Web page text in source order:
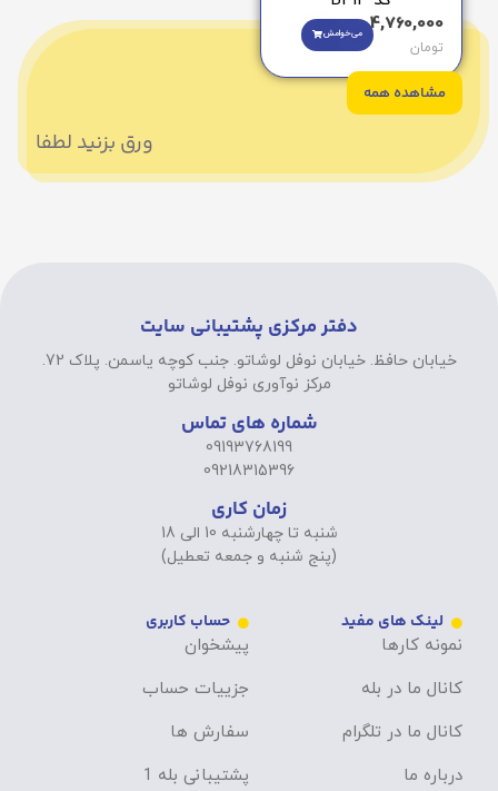
4,760,000
تومان
می‌خوامش
مشاهده همه
ورق بزنید لطفا
دفتر مرکزی پشتیبانی سایت
خیابان حافظ. خیابان نوفل لوشاتو. جنب کوچه یاسمن. پلاک 72.
مرکز نوآوری نوفل لوشاتو
شماره های تماس
09193768199
09218315396
زمان کاری
شنبه تا چهارشنبه 10 الی 18
(پنج شنبه و جمعه تعطیل)
لینک های مفید
نمونه کارها
کانال ما در بله
کانال ما در تلگرام
درباره ما
حساب کاربری
پیشخوان
جزییات حساب
سفارش ها
پشتیبانی بله 1